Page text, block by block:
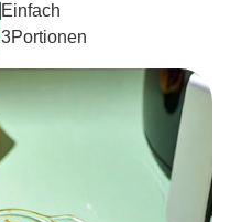
Einfach
3Portionen